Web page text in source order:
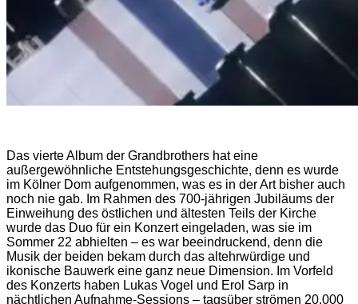
Das vierte Album der Grandbrothers hat eine
außergewöhnliche Entstehungsgeschichte, denn es wurde
im Kölner Dom aufgenommen, was es in der Art bisher auch
noch nie gab. Im Rahmen des 700-jährigen Jubiläums der
Einweihung des östlichen und ältesten Teils der Kirche
wurde das Duo für ein Konzert eingeladen, was sie im
Sommer 22 abhielten – es war beeindruckend, denn die
Musik der beiden bekam durch das altehrwürdige und
ikonische Bauwerk eine ganz neue Dimension. Im Vorfeld
des Konzerts haben Lukas Vogel und Erol Sarp in
nächtlichen Aufnahme-Sessions – tagsüber strömen 20.000